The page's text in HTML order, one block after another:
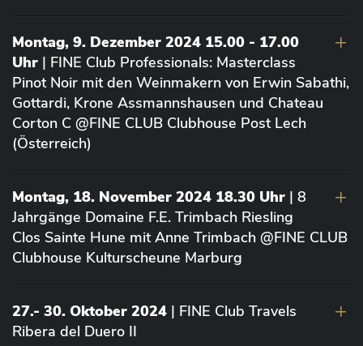
Montag, 9. Dezember 2024 15.00 - 17.00
Uhr | FINE Club Professionals: Masterclass
Pinot Noir mit den Weinmakern von Erwin Sabathi,
Gottardi, Krone Assmannshausen und Chateau
Corton C @FINE CLUB Clubhouse Post Lech
(Österreich)
Montag, 18. November 2024 18.30 Uhr | 8
Jahrgänge Domaine F.E. Trimbach Riesling
Clos Sainte Hune mit Anne Trimbach @FINE CLUB
Clubhouse Kulturscheune Marburg
27.- 30. Oktober 2024 | FINE Club Travels
Ribera del Duero II